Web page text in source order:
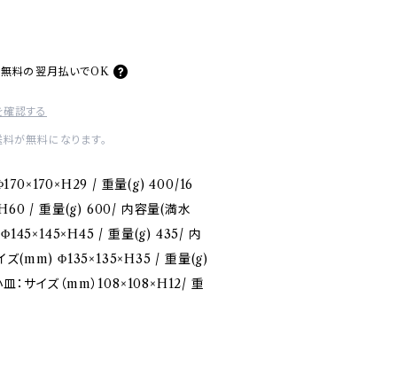
料の 翌月払いでOK
認する
が無料になります。
/ 重量(g) 400/16
/ 重量(g) 600/ 内容量(満水
/ 重量(g) 435/ 内
ズ(mm) Φ135×135×H35 / 重量(g)
サイズ（mm）108×108×H12/ 重